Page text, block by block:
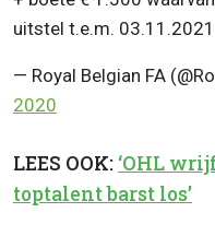
uitstel t.e.m. 03.11.2021
— Royal Belgian FA
2020
LEES OOK: ‘OHL
toptalent barst los’